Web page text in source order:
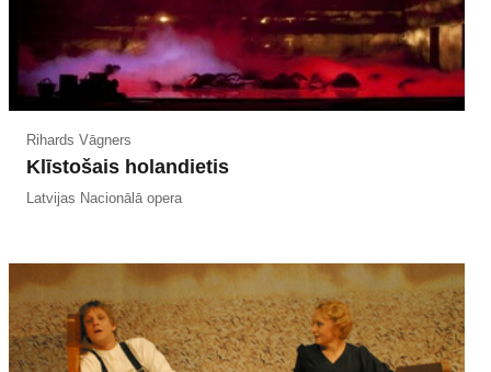
Rihards Vāgners
Klīstošais holandietis
Latvijas Nacionālā opera